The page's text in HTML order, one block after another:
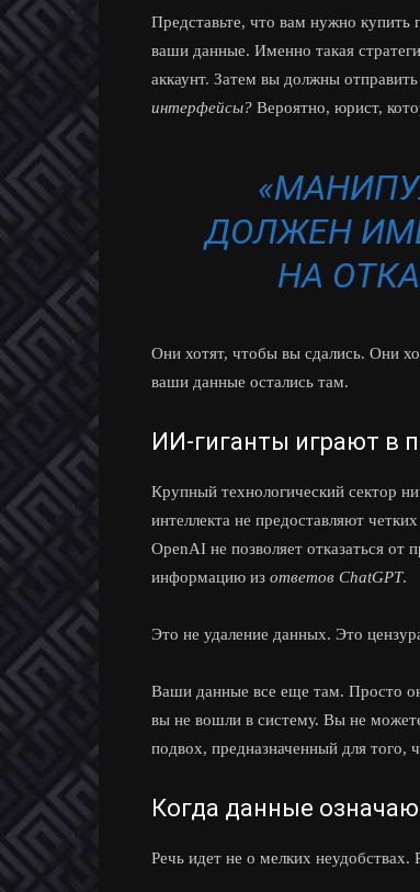
Представьте, что вам нужно
ваши данные. Именно такая
аккаунт. Затем вы должны
интерфейсы? Вероятно, юрист,
ДОЛЖЕН
НА
Они хотят, чтобы вы сдались. Они
ваши данные остались там.
ИИ-гиганты играют в
Крупный технологический сектор
интеллекта не предоставляют
OpenAI не позволяет отказаться
информацию из ответов ChatGPT.
Это не удаление данных. Это
Ваши данные все еще там. Просто
вы не вошли в систему. Вы не можете
подвох, предназначенный для
Когда данные
Речь идет не о мелких неудобствах.